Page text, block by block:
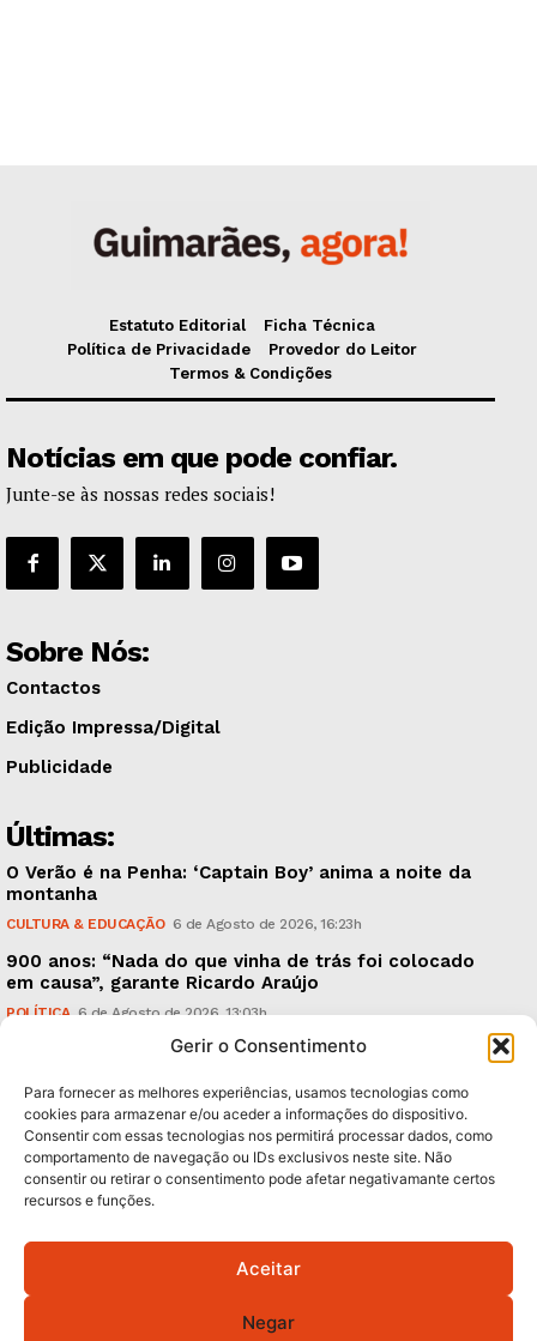
Gerir o Consentimento
Para fornecer as melhores experiências, usamos tecnologias como
cookies para armazenar e/ou aceder a informações do dispositivo.
Consentir com essas tecnologias nos permitirá processar dados, como
comportamento de navegação ou IDs exclusivos neste site. Não
consentir ou retirar o consentimento pode afetar negativamante certos
recursos e funções.
Aceitar
Negar
Estatuto Editorial
Ficha Técnica
Política de Privacidade
Provedor do Leitor
Termos & Condições
Notícias em que pode confiar.
Junte-se às nossas redes sociais!
Sobre Nós:
Contactos
Edição Impressa/Digital
Publicidade
Últimas:
O Verão é na Penha: ‘Captain Boy’ anima a noite da
montanha
CULTURA & EDUCAÇÃO 6 de Agosto de 2026, 16:23h
900 anos: “Nada do que vinha de trás foi colocado
em causa”, garante Ricardo Araújo
POLÍTICA 6 de Agosto de 2026, 13:03h
Fraude dada como provada, arguidos livres. Como?
Subscreva Newsletter:
QUERO ADERIR